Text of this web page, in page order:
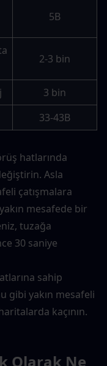
5B
2-3 bin
3 bin
33-43B
hatlarında
Asla
çatışmalara
mesafede bir
tuzağa
30 saniye
sahip
gibi yakın mesafeli
kaçının.
Olarak Ne